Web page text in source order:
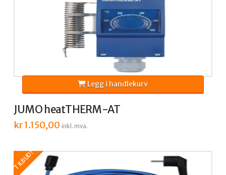
JUMO heatTHERM-AT
kr1.150,00 inkl. mva.
Legg i handlekurv
TILBUD!